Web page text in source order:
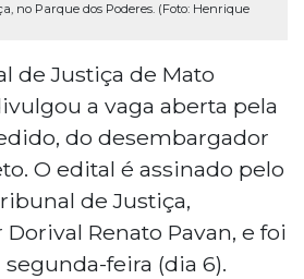
no Parque dos Poderes. (Foto: Henrique
de Justiça de Mato
a vaga aberta pela
do desembargador
O edital é assinado pelo
de Justiça,
Renato Pavan, e foi
feira (dia 6).